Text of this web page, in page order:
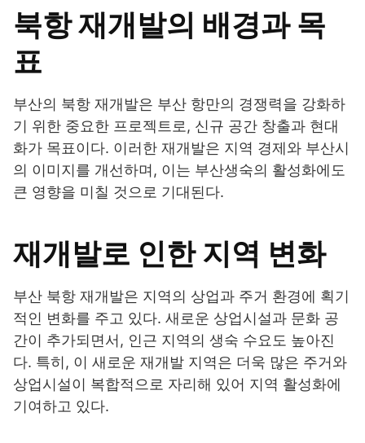
북항 재개발의 배경과 목
표
부산의 북항 재개발은 부산 항만의 경쟁력을 강화하
기 위한 중요한 프로젝트로, 신규 공간 창출과 현대
화가 목표이다. 이러한 재개발은 지역 경제와 부산시
의 이미지를 개선하며, 이는 부산생숙의 활성화에도
큰 영향을 미칠 것으로 기대된다.
재개발로 인한 지역 변화
부산 북항 재개발은 지역의 상업과 주거 환경에 획기
적인 변화를 주고 있다. 새로운 상업시설과 문화 공
간이 추가되면서, 인근 지역의 생숙 수요도 높아진
다. 특히, 이 새로운 재개발 지역은 더욱 많은 주거와
상업시설이 복합적으로 자리해 있어 지역 활성화에
기여하고 있다.